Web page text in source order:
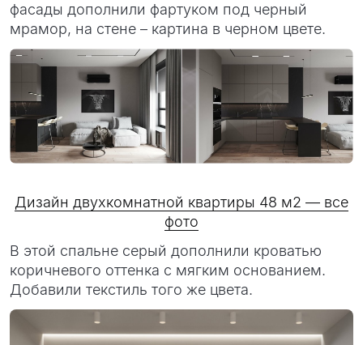
фасады дополнили фартуком под черный
мрамор, на стене – картина в черном цвете.
Дизайн двухкомнатной квартиры 48 м2 — все
фото
В этой спальне серый дополнили кроватью
коричневого оттенка с мягким основанием.
Добавили текстиль того же цвета.